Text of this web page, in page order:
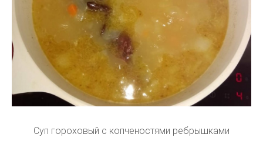
Суп гороховый с копченостями ребрышками